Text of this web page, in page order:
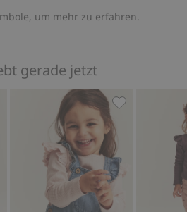
um mehr zu erfahren.
gerade jetzt
mit Rüschen, Zu Favoriten
Ripp-Body